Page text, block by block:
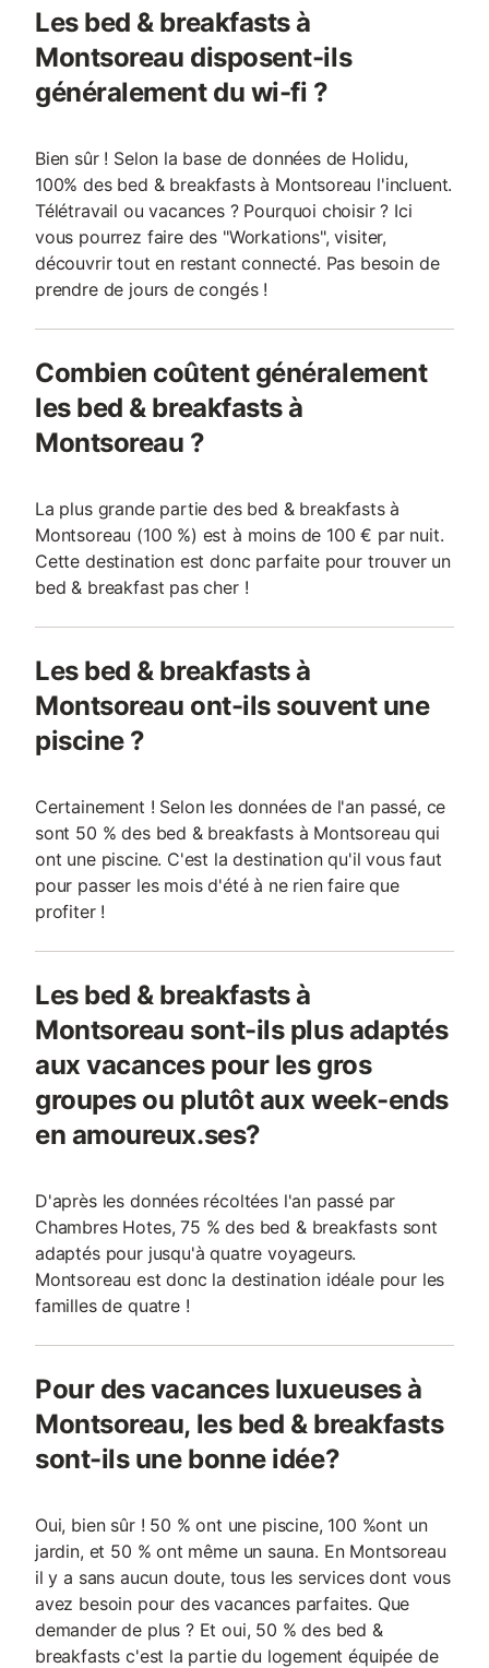
Les bed & breakfasts à
Montsoreau disposent-ils
généralement du wi-fi ?
Bien sûr ! Selon la base de données de Holidu,
100% des bed & breakfasts à Montsoreau l'incluent.
Télétravail ou vacances ? Pourquoi choisir ? Ici
vous pourrez faire des "Workations", visiter,
découvrir tout en restant connecté. Pas besoin de
prendre de jours de congés !
Combien coûtent généralement
les bed & breakfasts à
Montsoreau ?
La plus grande partie des bed & breakfasts à
Montsoreau (100 %) est à moins de 100 € par nuit.
Cette destination est donc parfaite pour trouver un
bed & breakfast pas cher !
Les bed & breakfasts à
Montsoreau ont-ils souvent une
piscine ?
Certainement ! Selon les données de l'an passé, ce
sont 50 % des bed & breakfasts à Montsoreau qui
ont une piscine. C'est la destination qu'il vous faut
pour passer les mois d'été à ne rien faire que
profiter !
Les bed & breakfasts à
Montsoreau sont-ils plus adaptés
aux vacances pour les gros
groupes ou plutôt aux week-ends
en amoureux.ses?
D'après les données récoltées l'an passé par
Chambres Hotes, 75 % des bed & breakfasts sont
adaptés pour jusqu'à quatre voyageurs.
Montsoreau est donc la destination idéale pour les
familles de quatre !
Pour des vacances luxueuses à
Montsoreau, les bed & breakfasts
sont-ils une bonne idée?
Oui, bien sûr ! 50 % ont une piscine, 100 %ont un
jardin, et 50 % ont même un sauna. En Montsoreau
il y a sans aucun doute, tous les services dont vous
avez besoin pour des vacances parfaites. Que
demander de plus ? Et oui, 50 % des bed &
breakfasts c'est la partie du logement équipée de